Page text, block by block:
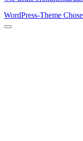
WordPress-Theme
Nach